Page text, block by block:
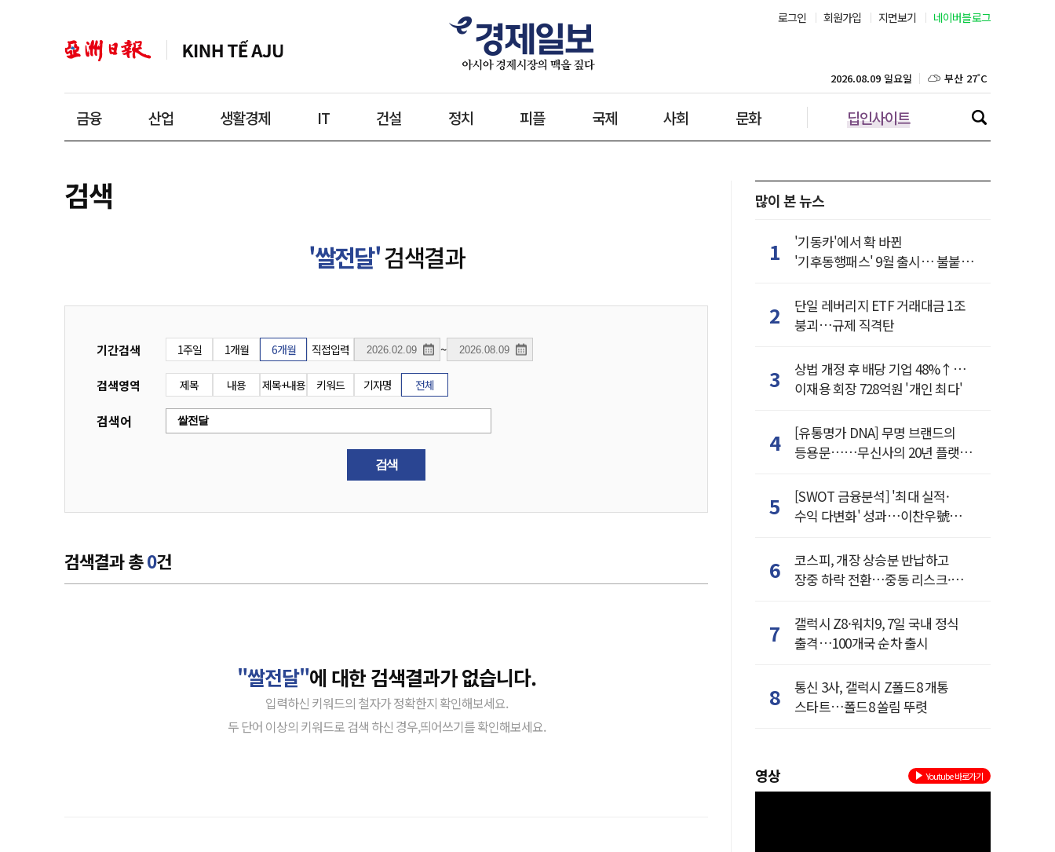
로그인 회원가입 지면보기 네이버블로그
금융 산업 생활경제 IT 건설 정치 피플 국제 사회 문화 딥인사이트
2026.08.09 일요일 대구 25˚C
인천 27˚C
검색
'쌀전달'검색결과
기간검색 1주일 1개월 6개월 직접입력 ~
검색영역 제목 내용 제목+내용 키워드 기자명 전체
검색어
검색
검색결과 총0건
"쌀전달"에 대한 검색결과가 없습니다.
입력하신 키워드의 철자가 정확한지 확인해보세요.
두 단어 이상의 키워드로 검색 하신 경우,띄어쓰기를 확인해보세요.
많이 본 뉴스
1
'기동카'에서 확 바뀐
'기후동행패스' 9월 출시… 불붙은
2
단일 레버리지 ETF 거래대금 1조
붕괴…규제 직격탄
3
상법 개정 후 배당 기업 48%↑…
이재용 회장 728억원 '개인 최다'
4
[유통명가 DNA] 무명 브랜드의
등용문……무신사의 20년 플랫폼
5
[SWOT 금융분석] '최대 실적·
수익 다변화' 성과…이찬우號
6
코스피, 개장 상승분 반납하고
장중 하락 전환…중동 리스크·美
7
갤럭시 Z8·워치9, 7일 국내 정식
출격…100개국 순차 출시
8
통신 3사, 갤럭시 Z폴드8 개통
스타트…폴드8 쏠림 뚜렷
영상 Youtube 바로가기